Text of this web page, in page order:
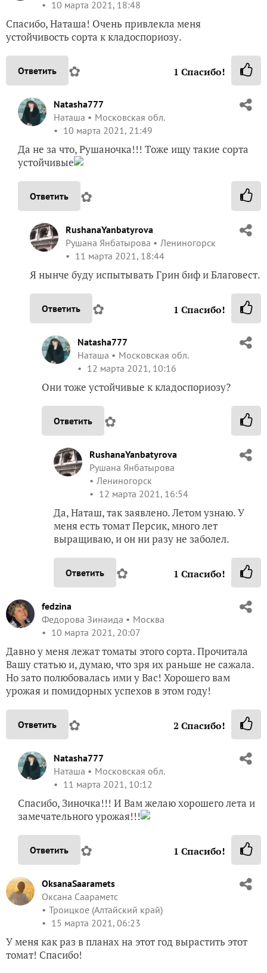
10 марта 2021, 18:48
Спасибо, Наташа! Очень привлекла меня
устойчивость сорта к кладоспориозу.
Ответить ✿ 1 Спасибо!
Natasha777
Наташа
Московская обл.
10 марта 2021, 21:49
Да не за что, Рушаночка!!! Тоже ищу такие сорта
устойчивые
Ответить ✿
RushanaYanbatyrova
Рушана Янбатырова
Лениногорск
11 марта 2021, 18:44
Я нынче буду испытывать Грин биф и Благовест.
Ответить ✿ 1 Спасибо!
Natasha777
Наташа
Московская обл.
12 марта 2021, 10:16
Они тоже устойчивые к кладоспориозу?
Ответить ✿
RushanaYanbatyrova
Рушана Янбатырова
Лениногорск
12 марта 2021, 16:54
Да, Наташ, так заявлено. Летом узнаю. У
меня есть томат Персик, много лет
выращиваю, и он ни разу не заболел.
Ответить ✿ 1 Спасибо!
fedzina
Федорова Зинаида
Москва
10 марта 2021, 20:07
Давно у меня лежат томаты этого сорта. Прочитала
Вашу статью и, думаю, что зря их раньше не сажала.
Но зато полюбовалась ими у Вас! Хорошего вам
урожая и помидорных успехов в этом году!
Ответить ✿ 2 Спасибо!
Natasha777
Наташа
Московская обл.
11 марта 2021, 10:12
Спасибо, Зиночка!!! И Вам желаю хорошего лета и
замечательного урожая!!!
Ответить ✿ 1 Спасибо!
OksanaSaaramets
Оксана Саараметс
Троицкое (Алтайский край)
15 марта 2021, 06:23
У меня как раз в планах на этот год вырастить этот
томат! Спасибо!